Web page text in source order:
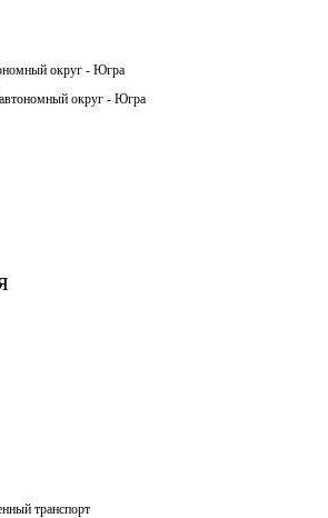
округ - Югра
округ - Югра
транспорт